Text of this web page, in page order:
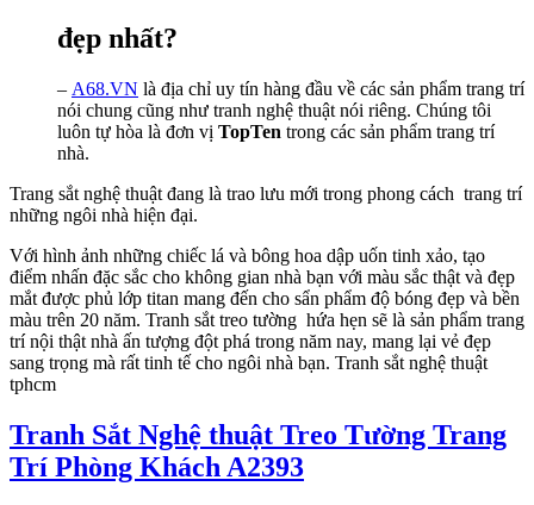
đẹp nhất?
– A68.VN là địa chỉ uy tín hàng đầu về các sản phẩm trang trí
nói chung cũng như tranh nghệ thuật nói riêng. Chúng tôi
luôn tự hòa là đơn vị TopTen trong các sản phẩm trang trí
nhà.
Trang sắt nghệ thuật đang là trao lưu mới trong phong cách trang trí
những ngôi nhà hiện đại.
Với hình ảnh những chiếc lá và bông hoa dập uốn tinh xảo, tạo
điểm nhấn đặc sắc cho không gian nhà bạn với màu sắc thật và đẹp
mắt được phủ lớp titan mang đến cho sẩn phẩm độ bóng đẹp và bền
màu trên 20 năm. Tranh sắt treo tường hứa hẹn sẽ là sản phẩm trang
trí nội thật nhà ấn tượng đột phá trong năm nay, mang lại vẻ đẹp
sang trọng mà rất tinh tế cho ngôi nhà bạn. Tranh sắt nghệ thuật
tphcm
Tranh Sắt Nghệ thuật Treo Tường Trang
Trí Phòng Khách A2393